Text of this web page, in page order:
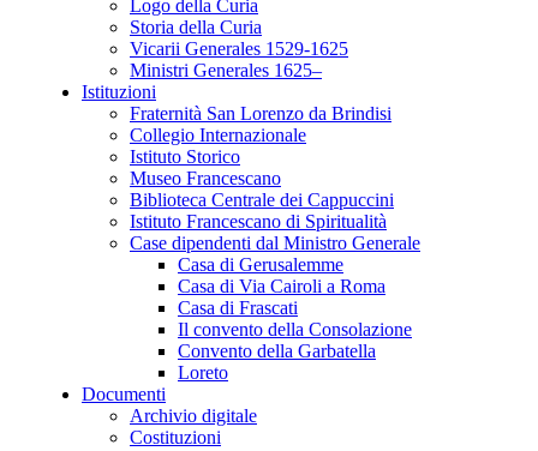
Logo della Curia
Storia della Curia
Vicarii Generales 1529-1625
Ministri Generales 1625–
Istituzioni
Fraternità San Lorenzo da Brindisi
Collegio Internazionale
Istituto Storico
Museo Francescano
Biblioteca Centrale dei Cappuccini
Istituto Francescano di Spiritualità
Case dipendenti dal Ministro Generale
Casa di Gerusalemme
Casa di Via Cairoli a Roma
Casa di Frascati
Il convento della Consolazione
Convento della Garbatella
Loreto
Documenti
Archivio digitale
Costituzioni